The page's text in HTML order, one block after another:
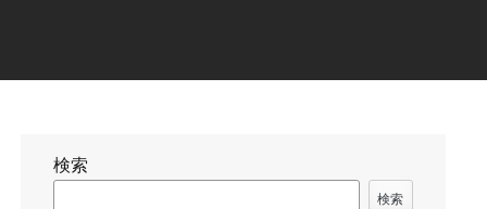
検索
検索